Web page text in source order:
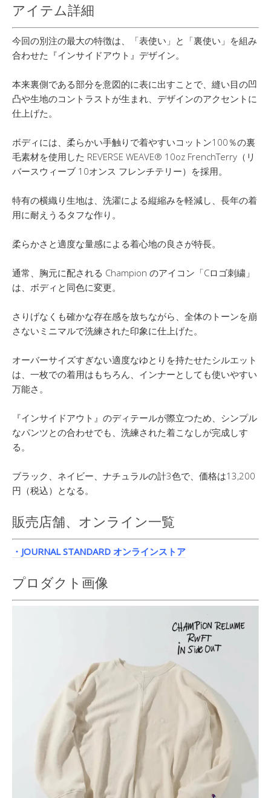
アイテム詳細
今回の別注の最大の特徴は、「表使い」と「裏使い」を組み
合わせた『インサイドアウト』デザイン。
本来裏側である部分を意図的に表に出すことで、縫い目の凹
凸や生地のコントラストが生まれ、デザインのアクセントに
仕上げた。
ボディには、柔らかい手触りで着やすいコットン100％の裏
毛素材を使用した REVERSE WEAVE® 10oz FrenchTerry（リ
バースウィーブ 10オンス フレンチテリー）を採用。
特有の横織り生地は、洗濯による縦縮みを軽減し、長年の着
用に耐えうるタフな作り。
柔らかさと適度な量感による着心地の良さが特長。
通常、胸元に配される Champion のアイコン「Cロゴ刺繍」
は、ボディと同色に変更。
さりげなくも確かな存在感を放ちながら、全体のトーンを崩
さないミニマルで洗練された印象に仕上げた。
オーバーサイズすぎない適度なゆとりを持たせたシルエット
は、一枚での着用はもちろん、インナーとしても使いやすい
万能さ。
『インサイドアウト』のディテールが際立つため、シンプル
なパンツとの合わせでも、洗練された着こなしが完成しす
る。
ブラック、ネイビー、ナチュラルの計3色で、価格は13,200
円（税込）となる。
販売店舗、オンライン一覧
・JOURNAL STANDARD オンラインストア
プロダクト画像